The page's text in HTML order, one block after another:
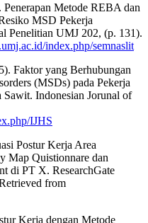
Metode REBA dan
MSD Pekerja
Penelitian UMJ 202, (p. 131).
index.php/semnaslit
Faktor yang Berhubungan
(MSDs) pada Pekerja
Indonesian Jorunal of
IJHS
Postur Kerja Area
Map Quistionnare dan
di PT X. ResearchGate
from
Kerja dengan Metode